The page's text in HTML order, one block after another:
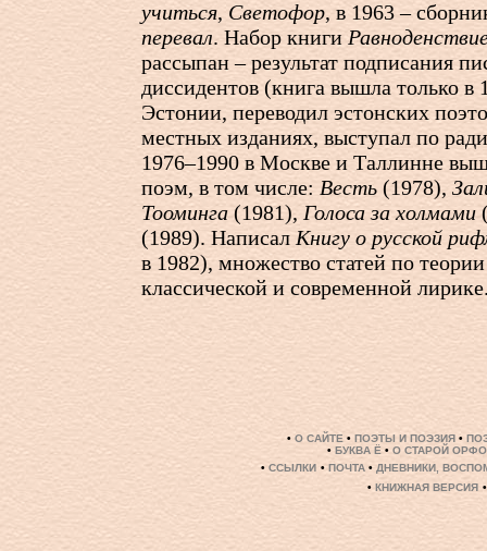
учиться, Светофор, в 1963 –
перевал. Набор книги
рассыпан – результат подписания
диссидентов (книга вышла только
Эстонии, переводил эстонских
местных изданиях, выступал по
1976–1990 в Москве и Таллинне
поэм, в том числе: Весть (1978),
Тооминга (1981), Голоса за холмами
(1989). Написал Книгу о русской
в 1982), множество статей по
классической и современной